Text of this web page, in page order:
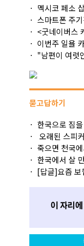
멕시코 페소
스마트폰 주
<굿네이버스
이번주 일욜
"남편이 여럿
묻고답하기
한국으로 짐
오래된 스피
죽으면 천국
한국에서 살
[답글]요즘 보